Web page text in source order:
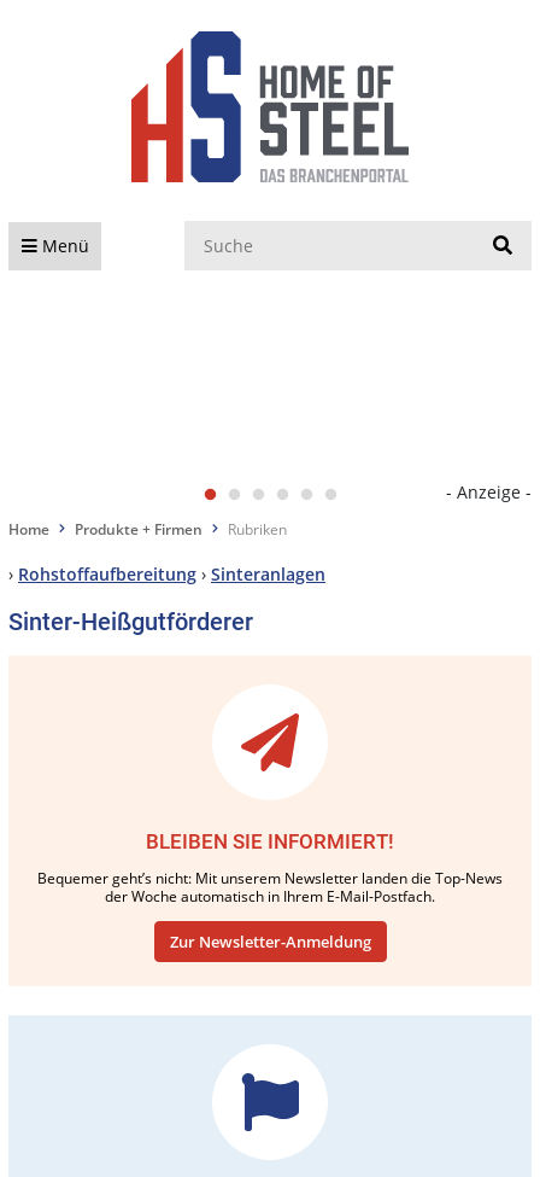
Menü
- Anzeige -
Home Produkte + Firmen Rubriken
› Rohstoffaufbereitung › Sinteranlagen
Sinter-Heißgutförderer
BLEIBEN SIE INFORMIERT!
Bequemer geht’s nicht: Mit unserem Newsletter landen die Top-News
der Woche automatisch in Ihrem E-Mail-Postfach.
Zur Newsletter-Anmeldung